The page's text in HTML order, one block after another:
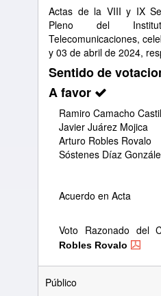
Actas de la VIII y IX
Pleno del
Telecomunicaciones,
y 03 de abril de 2024,
Sentido de
A favor
Ramiro Camacho
Javier Juárez Mojica
Arturo Robles Rovalo
Sóstenes Díaz
Acuerdo en Acta
Voto Razonado del
Robles Rovalo
Público